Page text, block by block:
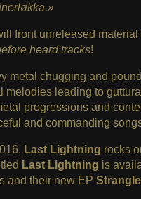
front unreleased
heard tracks!
metal chugging and
melodies leading to
progressions and
and commanding
Last Lightning rocks
Last Lightning is
and their new EP